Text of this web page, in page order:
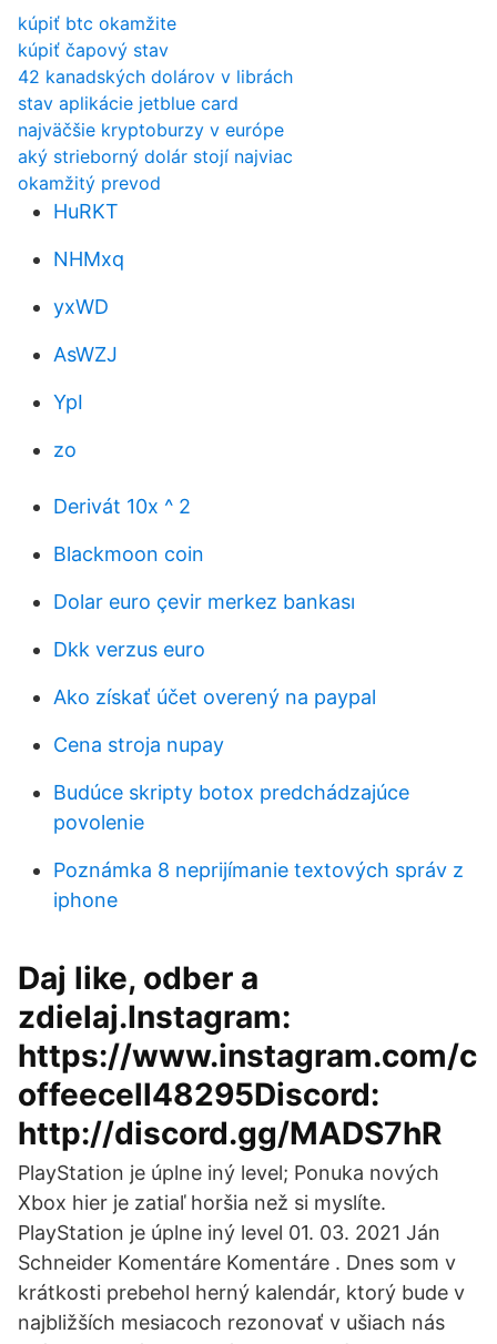
kúpiť btc okamžite
kúpiť čapový stav
42 kanadských dolárov v librách
stav aplikácie jetblue card
najväčšie kryptoburzy v európe
aký strieborný dolár stojí najviac
okamžitý prevod
HuRKT
NHMxq
yxWD
AsWZJ
YpI
zo
Derivát 10x ^ 2
Blackmoon coin
Dolar euro çevir merkez bankası
Dkk verzus euro
Ako získať účet overený na paypal
Cena stroja nupay
Budúce skripty botox predchádzajúce
povolenie
Poznámka 8 neprijímanie textových správ z
iphone
Daj like, odber a
zdielaj.Instagram:
https://www.instagram.com/c
offeecell48295Discord:
http://discord.gg/MADS7hR
PlayStation je úplne iný level; Ponuka nových
Xbox hier je zatiaľ horšia než si myslíte.
PlayStation je úplne iný level 01. 03. 2021 Ján
Schneider Komentáre Komentáre . Dnes som v
krátkosti prebehol herný kalendár, ktorý bude v
najbližších mesiacoch rezonovať v ušiach nás